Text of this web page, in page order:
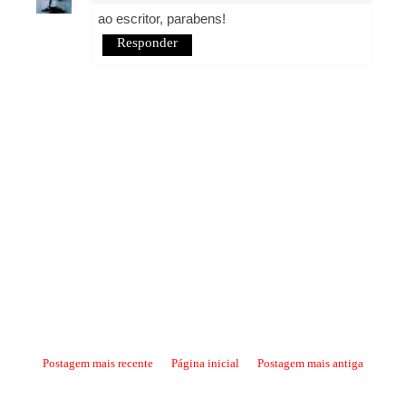
ao escritor, parabens!
Responder
Postagem mais recente Postagem mais antiga
Página inicial